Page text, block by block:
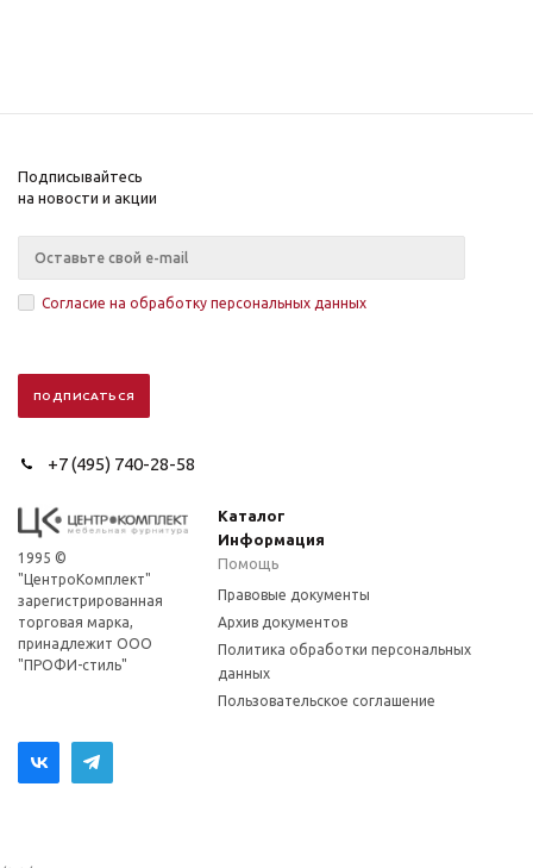
Подписывайтесь
на новости и акции
Согласие на обработку персональных данных
+7 (495) 740-28-58
1995 ©
"ЦентроКомплект"
зарегистрированная
торговая марка,
принадлежит ООО
"ПРОФИ-стиль"
Каталог
Информация
Помощь
Правовые документы
Архив документов
Политика обработки персональных
данных
Пользовательское соглашение